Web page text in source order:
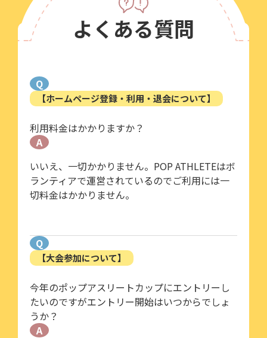
よくある質問
Q
【ホームページ登録・利用・退会について】
利用料金はかかりますか？
A
いいえ、一切かかりません。POP ATHLETEはボ
ランティアで運営されているのでご利用には一
切料金はかかりません。
Q
【大会参加について】
今年のポップアスリートカップにエントリーし
たいのですがエントリー開始はいつからでしょ
うか？
A